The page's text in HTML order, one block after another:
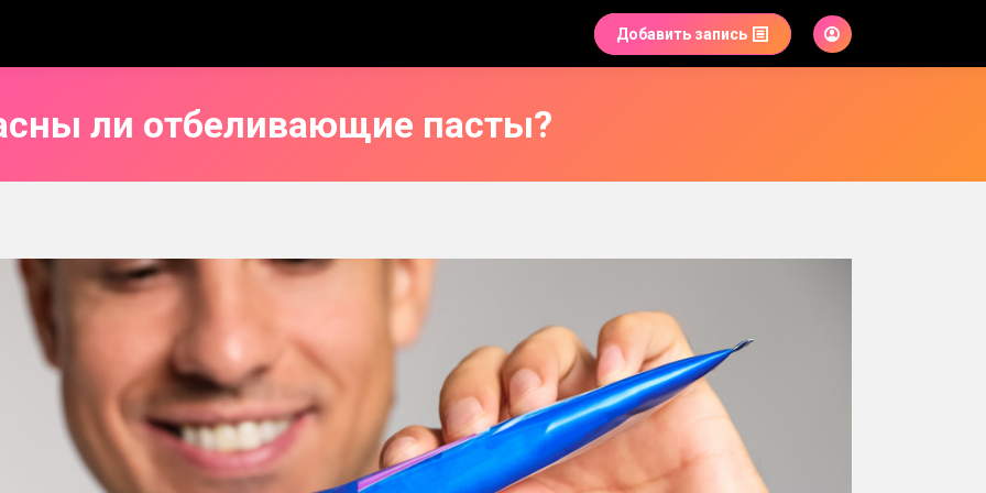
Добавить запись
ли отбеливающие пасты?